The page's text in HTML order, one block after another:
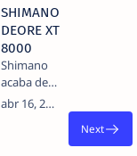
SHIMANO
DEORE XT
8000
Shimano
acaba de
presentar